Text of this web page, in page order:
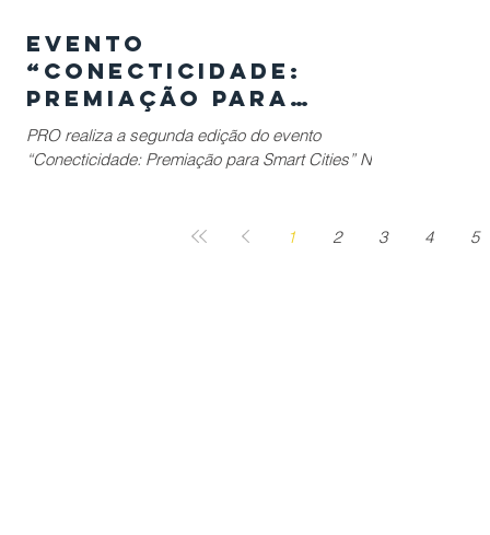
Evento
“Conecticidade:
Premiação para
Smart Cities” (Poli-
USP - 02/12)
PRO realiza a segunda edição do evento
“Conecticidade: Premiação para Smart Cities” No
1 2 3 4 5